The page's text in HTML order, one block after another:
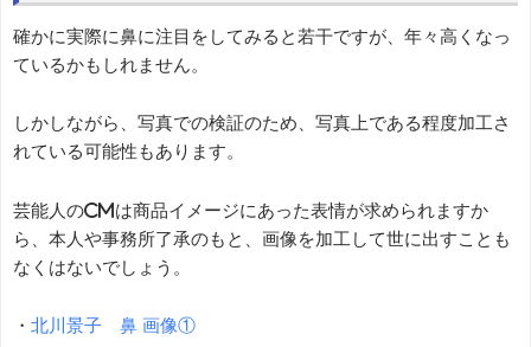
確かに実際に鼻に注目をしてみると若干ですが、年々高くなっ
ているかもしれません。
しかしながら、写真での検証のため、写真上である程度加工さ
れている可能性もあります。
芸能人のCMは商品イメージにあった表情が求められますか
ら、本人や事務所了承のもと、画像を加工して世に出すことも
なくはないでしょう。
・ 北川景子 鼻 画像①